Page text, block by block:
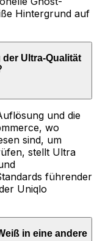
Hintergrund auf
Ultra-Qualität
und die
wo
sind, um
stellt Ultra
führender
Uniqlo
in eine andere